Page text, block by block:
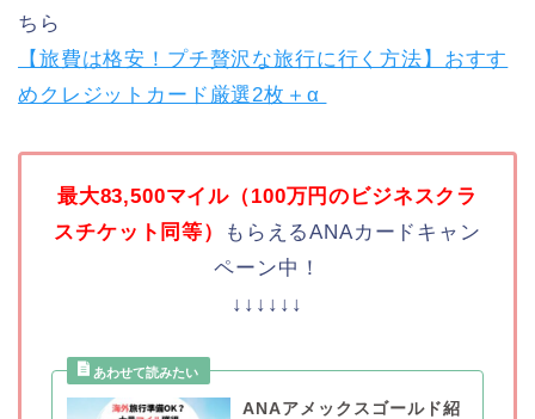
ちら
【旅費は格安！プチ贅沢な旅行に行く方法】おすす
めクレジットカード厳選2枚＋α
最大83,500マイル（100万円のビジネスクラ
スチケット同等）
もらえるANAカードキャン
ペーン中！
↓↓↓↓↓↓
ANAアメックスゴールド紹